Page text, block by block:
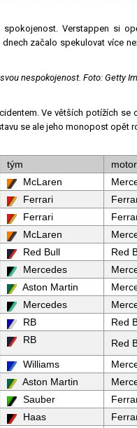
Verstappen si
začalo spekulovat více
nespokojenost. Foto: Getty
Ve větších potížích
se ale jeho monopost opět
tým motor
McLaren
Ferrari
Ferrari
McLaren
Red Bull Red
Mercedes
Aston Martin
Mercedes
RB Red
RB Red
Williams
Aston Martin
Sauber
Haas